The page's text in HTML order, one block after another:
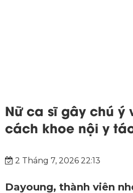
Nữ ca sĩ gây chú ý
cách khoe nội y
2 Tháng 7, 2026 22:13
Dayoung, thành viên